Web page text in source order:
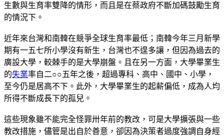
生數與生育率雙降的情形，而且是在蔡政府不斷加碼鼓勵生育
的情況下。
近年來台灣和南韓在競爭全球生育率最低；南韓今年三月新學
期有一五七所小學沒有新生，台灣也不遑多讓，但因為過去的
廣設大學，較棘手的是大學崩盤。且在另一方面，大學畢業生
的失業率自二○○五年之後，超過專科、高中、國中、小學，
至今仍是居高不下。此外，大學畢業生的起薪偏低，成為人均
所得不斷成長下的孤兒。
這些現象雖不能完全怪罪卅年前的教改，可是大學擴張與一些
教改措施，儘管是出自於善意，卻因為決策者過度強調自身經